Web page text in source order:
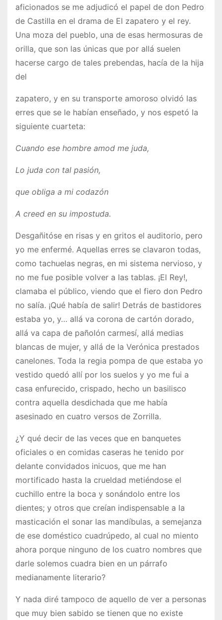
aficionados se me adjudicó el papel de don Pedro
de Castilla en el drama de El zapatero y el rey.
Una moza del pueblo, una de esas hermosuras de
orilla, que son las únicas que por allá suelen
hacerse cargo de tales prebendas, hacía de la hija
del
zapatero, y en su transporte amoroso olvidó las
erres que se le habían enseñado, y nos espetó la
siguiente cuarteta:
Cuando ese hombre amod me juda,
Lo juda con tal pasión,
que obliga a mi codazón
A creed en su impostuda.
Desgañitóse en risas y en gritos el auditorio, pero
yo me enfermé. Aquellas erres se clavaron todas,
como tachuelas negras, en mi sistema nervioso, y
no me fue posible volver a las tablas. ¡El Rey!,
clamaba el público, viendo que el fiero don Pedro
no salía. ¡Qué había de salir! Detrás de bastidores
estaba yo, y… allá va corona de cartón dorado,
allá va capa de pañolón carmesí, allá medias
blancas de mujer, y allá de la Verónica prestados
canelones. Toda la regia pompa de que estaba yo
vestido quedó allí por los suelos y yo me fui a
casa enfurecido, crispado, hecho un basilisco
contra aquella desdichada que me había
asesinado en cuatro versos de Zorrilla.
¿Y qué decir de las veces que en banquetes
oficiales o en comidas caseras he tenido por
delante convidados inicuos, que me han
mortificado hasta la crueldad metiéndose el
cuchillo entre la boca y sonándolo entre los
dientes; y otros que creían indispensable a la
masticación el sonar las mandíbulas, a semejanza
de ese doméstico cuadrúpedo, al cual no miento
ahora porque ninguno de los cuatro nombres que
darle solemos cuadra bien en un párrafo
medianamente literario?
Y nada diré tampoco de aquello de ver a personas
que muy bien sabido se tienen que no existe